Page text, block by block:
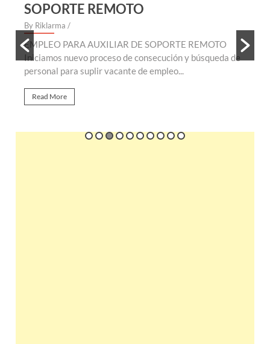
SOPORTE REMOTO
By Riklarma /
EMPLEO PARA AUXILIAR DE SOPORTE REMOTO
Iniciamos nuevo proceso de consecución y búsqueda de
personal para suplir vacante de empleo...
Read More